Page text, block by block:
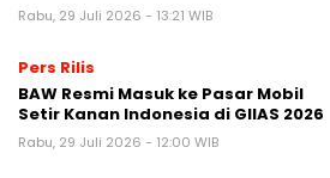
Rabu, 29 Juli 2026 - 13:21 WIB
Pers Rilis
BAW Resmi Masuk ke Pasar Mobil
Setir Kanan Indonesia di GIIAS 2026
Rabu, 29 Juli 2026 - 12:00 WIB